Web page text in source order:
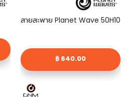
สายสะพาย Planet Wave 50H10
฿ 640.00